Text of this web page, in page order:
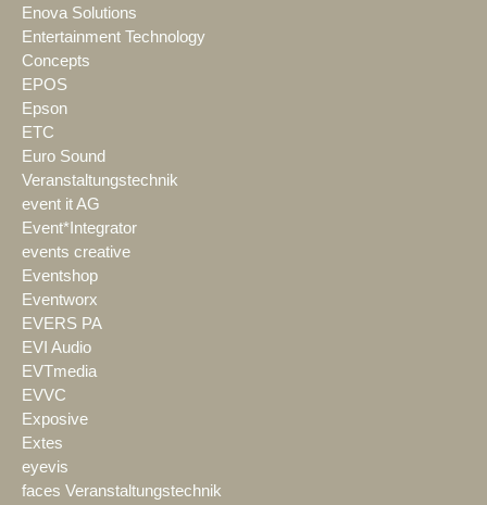
Enova Solutions
Entertainment Technology
Concepts
EPOS
Epson
ETC
Euro Sound
Veranstaltungstechnik
event it AG
Event*Integrator
events creative
Eventshop
Eventworx
EVERS PA
EVI Audio
EVTmedia
EVVC
Exposive
Extes
eyevis
faces Veranstaltungstechnik